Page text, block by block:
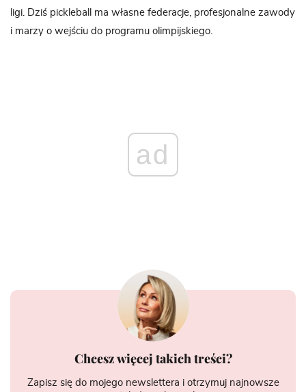
ligi. Dziś pickleball ma własne federacje, profesjonalne zawody
i marzy o wejściu do programu olimpijskiego.
ad
Chcesz więcej takich treści?
Zapisz się do mojego newslettera i otrzymuj najnowsze